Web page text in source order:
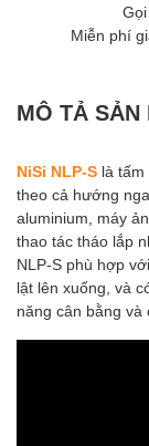
Miễn phí
MÔ TẢ SẢN
NiSi NLP-S là
theo cả hướng
aluminium, máy
thao tác tháo lắp
NLP-S phù hợp
lật lên xuống, và
năng cân bằng và